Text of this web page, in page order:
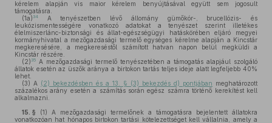
kérelem alapján vis maior kérelem benyújtásával együtt sem jogosult
támogatásra.
(1a) 34
A tenyészetben lévő állomány gümőkór-, brucellózis- és
leukózismentességére vonatkozó adatokat a tenyészet szerint illetékes
élelmiszerlánc-biztonsági és állat-egészségügyi hatáskörében eljáró megyei
kormányhivatal a mezőgazdasági termelő egységes kérelme alapján a Kincstár
megkeresésére, a megkereséstől számított hatvan napon belül megküldi a
Kincstár részére.
(2) 35 A mezőgazdasági termelő tenyészetében a támogatás alapjául szolgáló
állatok esetén az üszők aránya a birtokon tartás teljes ideje alatt legfeljebb 40%
lehet.
(3) A (2) bekezdésben és a 13. § (3) bekezdés d) pontjában meghatározott
százalékos arány esetén a számítás során egész számra történő kerekítést kell
alkalmazni.
15. § (1) A mezőgazdasági termelőnek a támogatásra bejelentett állatokra
vonatkozóan hat hónapos birtokon tartási kötelezettséget kell vállalnia, amely a